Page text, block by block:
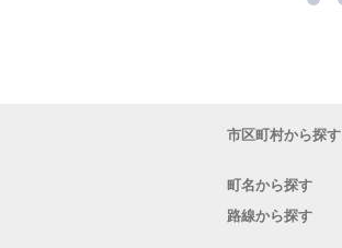
市区町村から探す
町名から探す
路線から探す